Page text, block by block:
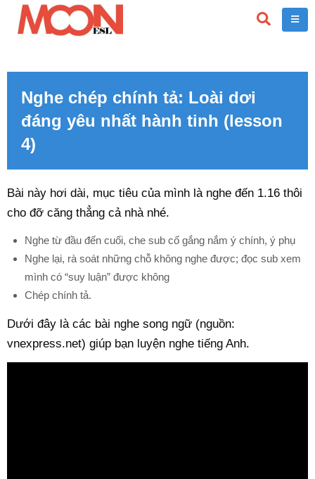
Nghe chép chính tả: Loài dơi
đáng yêu nhất hành tinh (lesson
4)
Bài này hơi dài, mục tiêu của mình là nghe đến 1.16 thôi
cho đỡ căng thẳng cả nhà nhé.
Nghe từ đầu đến cuối, che sub cố gắng nắm ý chính, ý phụ
Nghe lại, rà soát những chỗ không nghe được; đọc sub xem
mình có “suy luận” được không
Chép chính tả.
Dưới đây là các bài nghe song ngữ (nguồn:
vnexpress.net) giúp bạn luyện nghe tiếng Anh.